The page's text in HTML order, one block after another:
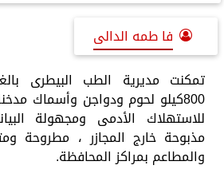
فا طمه الدالى
تمكنت مديرية الطب البيطرى
800كيلو لحوم ودواجن وأسماك
للاستهلاك الأدمى ومجهولة
مذبوحة خارج المجازر ، مطروحة
والمطاعم بمراكز المحافظة.